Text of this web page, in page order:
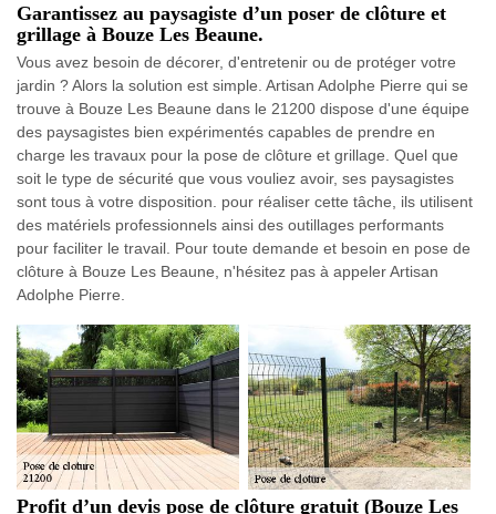
Garantissez au paysagiste d’un poser de clôture et
grillage à Bouze Les Beaune.
Vous avez besoin de décorer, d'entretenir ou de protéger votre
jardin ? Alors la solution est simple. Artisan Adolphe Pierre qui se
trouve à Bouze Les Beaune dans le 21200 dispose d'une équipe
des paysagistes bien expérimentés capables de prendre en
charge les travaux pour la pose de clôture et grillage. Quel que
soit le type de sécurité que vous vouliez avoir, ses paysagistes
sont tous à votre disposition. pour réaliser cette tâche, ils utilisent
des matériels professionnels ainsi des outillages performants
pour faciliter le travail. Pour toute demande et besoin en pose de
clôture à Bouze Les Beaune, n'hésitez pas à appeler Artisan
Adolphe Pierre.
Profit d’un devis pose de clôture gratuit (Bouze Les